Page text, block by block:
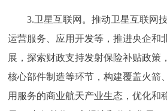
3.卫星互联网。推动卫星互联网技
运营服务、应用开发等，推进央企和
展，探索财政支持发射保险补贴政策
核心部件制造等环节，构建覆盖火箭
用服务的商业航天产业生态，优化和